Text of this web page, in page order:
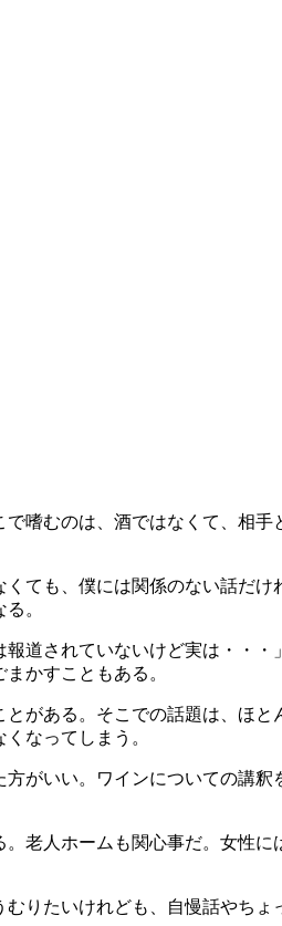
嗜むのは、酒ではなくて、相手
ても、僕には関係のない話だ
。
道されていないけど実は・・
かすこともある。
がある。そこでの話題は、ほ
なってしまう。
がいい。ワインについての講
老人ホームも関心事だ。女性
りたいけれども、自慢話やち